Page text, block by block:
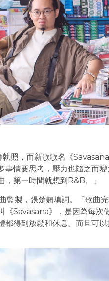
照，而新歌歌名《
事情要思考，壓力也隨之而
，第一時間就想到R&B。」
監製，張楚翹填詞。「歌曲
《Savasana》，是因為每
都得到放鬆和休息。而且可